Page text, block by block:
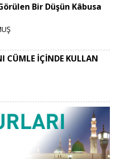
Bir Düşün Kâbusa
CÜMLE İÇİNDE KULLAN